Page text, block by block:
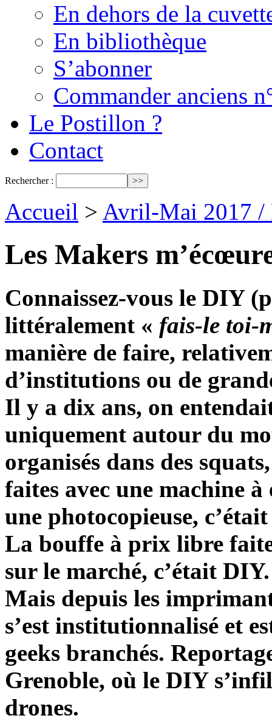
En dehors de la
En bibliothèque
S’abonner
Commander anciens
Le Postillon ?
Contact
Rechercher :
Accueil > Avril-Mai 2017 /
Les Makers
Connaissez-vous le DIY
littéralement « fais-le toi-
manière de faire,
d’institutions ou de
Il y a dix ans, on
uniquement autour du
organisés dans des
faites avec une machine
une photocopieuse,
La bouffe à prix libre
sur le marché, c’était DIY.
Mais depuis les
s’est institutionnalisé et
geeks branchés.
Grenoble, où le DIY
drones.